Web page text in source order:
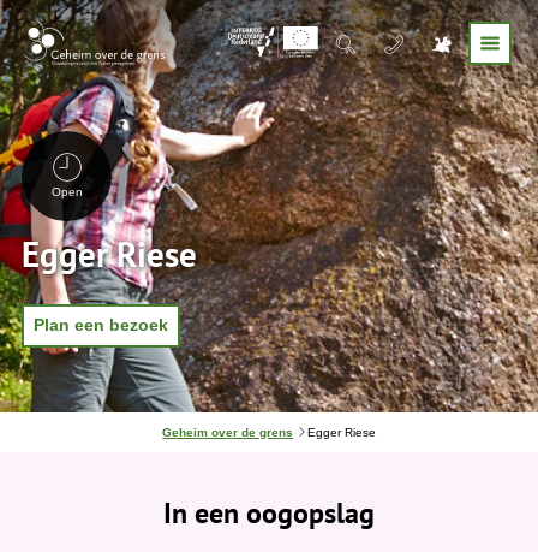
Open
Egger Riese
Plan een bezoek
J
v
i
Geheim over de grens Egger Riese
In een oogopslag